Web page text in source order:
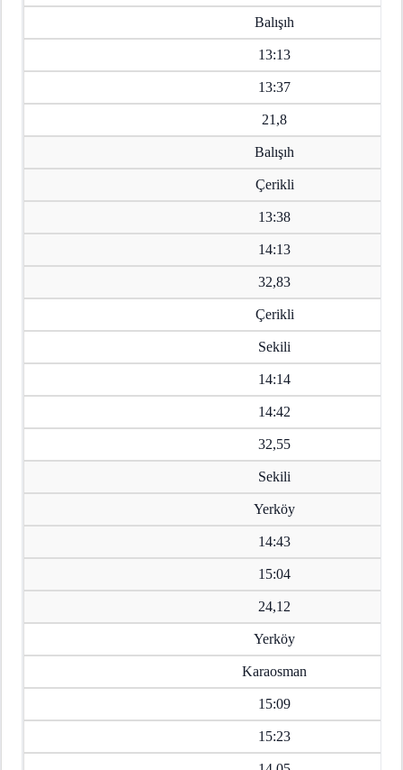
Balışıh
13:13
13:37
21,8
Balışıh
Çerikli
13:38
14:13
32,83
Çerikli
Sekili
14:14
14:42
32,55
Sekili
Yerköy
14:43
15:04
24,12
Yerköy
Karaosman
15:09
15:23